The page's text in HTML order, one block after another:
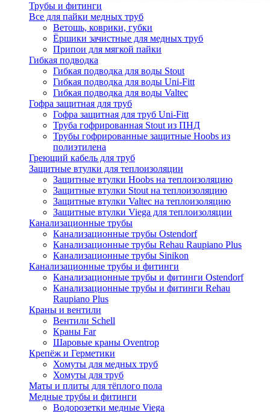
Трубы и фитинги
Все для пайки медных труб
Ветошь, коврики, губки
Ёршики зачистные для медных труб
Припои для мягкой пайки
Гибкая подводка
Гибкая подводка для воды Stout
Гибкая подводка для воды Uni-Fitt
Гибкая подводка для воды Valtec
Гофра защитная для труб
Гофра защитная для труб Uni-Fitt
Труба гофрированная Stout из ПНД
Трубы гофрированные защитные Hoobs из
полиэтилена
Греющий кабель для труб
Защитные втулки для теплоизоляции
Защитные втулки Hoobs на теплоизоляцию
Защитные втулки Stout на теплоизоляцию
Защитные втулки Valtec на теплоизоляцию
Защитные втулки Viega для теплоизоляции
Канализационные трубы
Канализационные трубы Ostendorf
Канализационные трубы Rehau Raupiano Plus
Канализационные трубы Sinikon
Канализационные трубы и фитинги
Канализационные трубы и фитинги Ostendorf
Канализационные трубы и фитинги Rehau
Raupiano Plus
Краны и вентили
Вентили Schell
Краны Far
Шаровые краны Oventrop
Крепёж и Герметики
Хомуты для медных труб
Хомуты для труб
Маты и плиты для тёплого пола
Медные трубы и фитинги
Водорозетки медные Viega